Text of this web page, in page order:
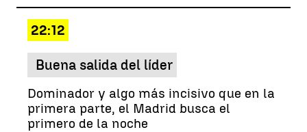
22:12
Buena salida del líder
Dominador y algo más incisivo que en la
primera parte, el Madrid busca el
primero de la noche